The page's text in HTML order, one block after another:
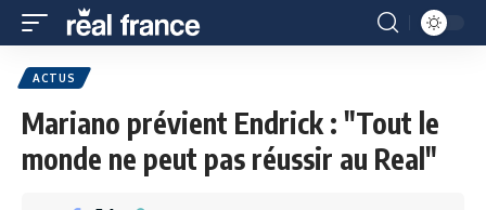
ACTUS
Mariano prévient Endrick : "Tout le
monde ne peut pas réussir au Real"